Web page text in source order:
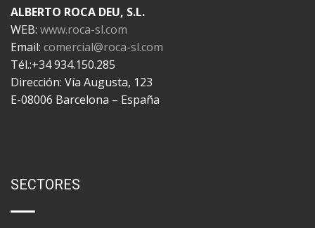
ALBERTO ROCA DEU, S.L.
WEB: www.roca-sl.com
Email: comercial@roca-sl.com
Tél.:+34 934.150.285
Dirección: Vía Augusta, 123
E-08006 Barcelona – España
SECTORES